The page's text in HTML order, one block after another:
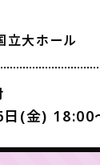
ファンクラ
ログイ
立大ホール
(金) 18:00